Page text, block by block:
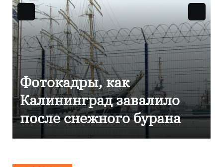
Фоторепортаж как в
Калининграде
эвакуировали ТЦ из-за
сообщения о